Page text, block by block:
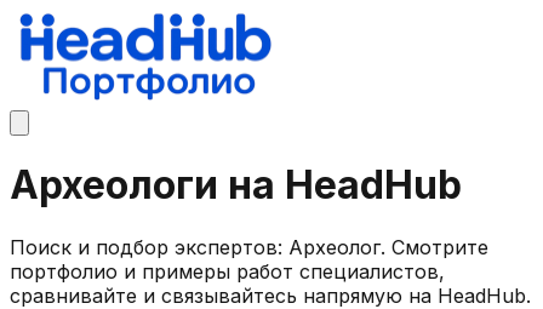
Археологи на HeadHub
Поиск и подбор экспертов: Археолог. Смотрите
портфолио и примеры работ специалистов,
сравнивайте и связывайтесь напрямую на HeadHub.